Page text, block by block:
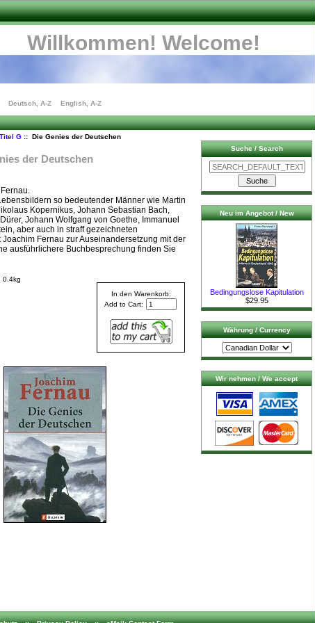
Willkommen! Welcome!
Deutsch, A-Z English, A-Z
Titel G:: Die Genies der Deutschen
der Deutschen
so bedeutender Männer wie Martin
Kopernikus, Johann Sebastian Bach,
Johann Wolfgang von Goethe, Immanuel
aber auch in straff gezeichneten
Fernau zur Auseinandersetzung mit der
ausführlichere Buchbesprechung finden Sie
In den Warenkorb:
Add to Cart:
0.4kg
Suche / Search
Neu im Angebot / New
Bedingungslose Kapitulation
$29.95
Währung / Currency
Wir nehmen / We accept